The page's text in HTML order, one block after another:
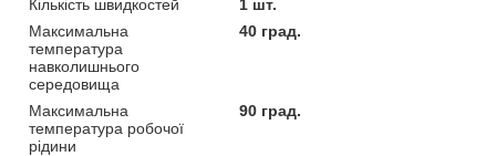
Кількість швидкостей
1 шт.
Максимальна
температура
навколишнього
середовища
40 град.
Максимальна
температура робочої
рідини
90 град.